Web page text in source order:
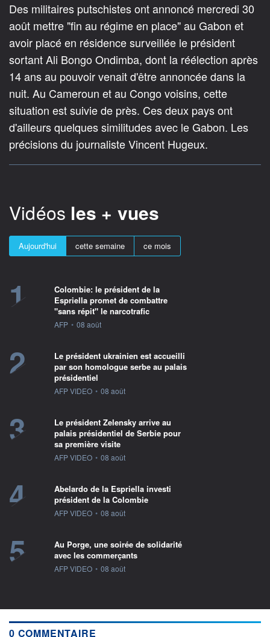
Des militaires putschistes ont annoncé mercredi 30
août mettre "fin au régime en place" au Gabon et
avoir placé en résidence surveillée le président
sortant Ali Bongo Ondimba, dont la réélection après
14 ans au pouvoir venait d'être annoncée dans la
nuit. Au Cameroun et au Congo voisins, cette
situation est suivie de près. Ces deux pays ont
d'ailleurs quelques similitudes avec le Gabon. Les
précisions du journaliste Vincent Hugeux.
Vidéos les + vues
Aujourd'hui cette semaine ce mois
1
Colombie: le président de la
Espriella promet de combattre
"sans répit" le narcotrafic
information fournie par
AFP • 08 août
2
Le président ukrainien est accueilli
par son homologue serbe au palais
présidentiel
information fournie par
AFP VIDEO • 08 août
3
Le président Zelensky arrive au
palais présidentiel de Serbie pour
sa première visite
information fournie par
AFP VIDEO • 08 août
4
Abelardo de la Espriella investi
président de la Colombie
information fournie par
AFP VIDEO • 08 août
5
Au Porge, une soirée de solidarité
avec les commerçants
information fournie par
AFP VIDEO • 08 août
0 COMMENTAIRE